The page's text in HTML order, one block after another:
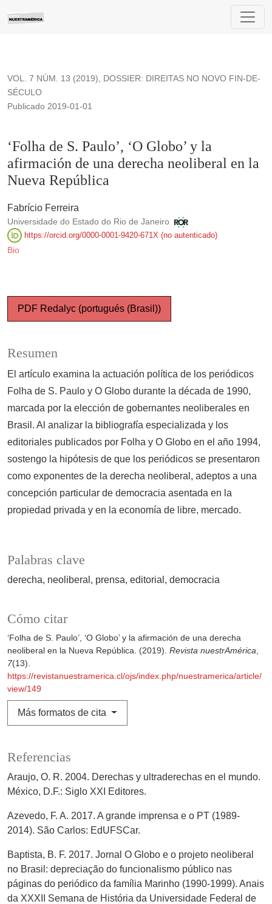
‘Folha de S. Paulo’, ‘O Globo’ y la afirmación de una
VOL. 7 NÚM. 13 (2019), DOSSIER: DIREITAS NO NOVO FIN-DE-
SÉCULO
‘Folha de S. Paulo’, ‘O Globo’ y la
afirmación de una derecha neoliberal en la
Nueva República
Publicado 2019-01-01
Fabrício Ferreira
Universidade do Estado do Rio de Janeiro
https://orcid.org/0000-0001-9420-671X (no autenticado)
Bio
PDF Redalyc (portugués (Brasil))
Palabras clave
derecha neoliberal prensa editorial democracia
Cómo citar
‘Folha de S. Paulo’, ‘O Globo’ y la afirmación de una derecha
neoliberal en la Nueva República. (2019). Revista nuestrAmérica,
7(13).
https://revistanuestramerica.cl/ojs/index.php/nuestramerica/article/
view/149
Más formatos de cita
Resumen
El artículo examina la actuación política de los periódicos
Folha de S. Paulo y O Globo durante la década de 1990,
marcada por la elección de gobernantes neoliberales en
Brasil. Al analizar la bibliografía especializada y los
editoriales publicados por Folha y O Globo en el año 1994,
sostengo la hipótesis de que los periódicos se presentaron
como exponentes de la derecha neoliberal, adeptos a una
concepción particular de democracia asentada en la
propiedad privada y en la economía de libre, mercado.
Referencias
Araujo, O. R. 2004. Derechas y ultraderechas en el mundo.
México, D.F.: Siglo XXI Editores.
Azevedo, F. A. 2017. A grande imprensa e o PT (1989-
2014). São Carlos: EdUFSCar.
Baptista, B. F. 2017. Jornal O Globo e o projeto neoliberal
no Brasil: depreciação do funcionalismo público nas
páginas do periódico da família Marinho (1990-1999). Anais
da XXXII Semana de História da Universidade Federal de